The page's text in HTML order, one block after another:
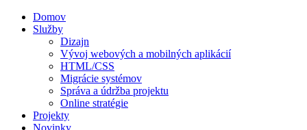
Domov
Služby
Dizajn
Vývoj webových a mobilných aplikácií
HTML/CSS
Migrácie systémov
Správa a údržba projektu
Online stratégie
Projekty
Novinky